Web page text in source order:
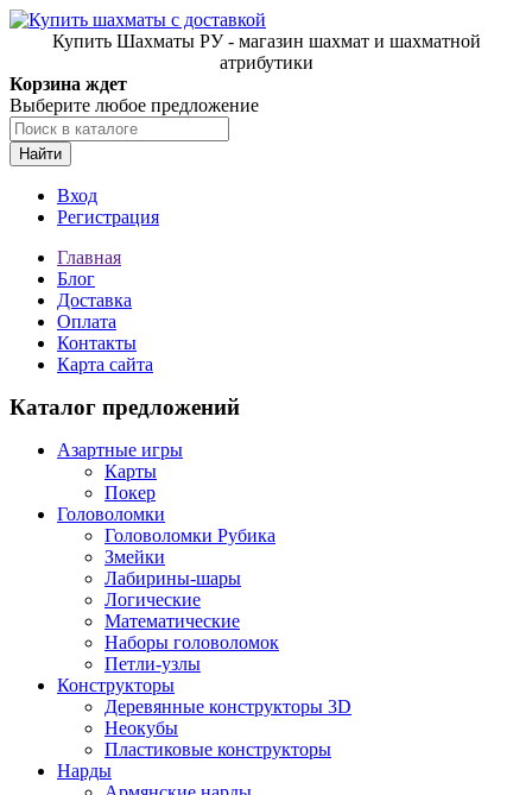
Купить Шахматы РУ - магазин шахмат и шахматной
атрибутики
Корзина ждет
Выберите любое предложение
Найти
Вход
Регистрация
Главная
Блог
Доставка
Оплата
Контакты
Карта сайта
Каталог предложений
Азартные игры
Карты
Покер
Головоломки
Головоломки Рубика
Змейки
Лабирины-шары
Логические
Математические
Наборы головоломок
Петли-узлы
Конструкторы
Деревянные конструкторы 3D
Неокубы
Пластиковые конструкторы
Нарды